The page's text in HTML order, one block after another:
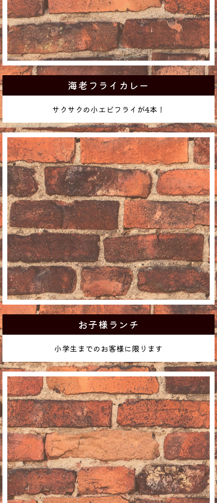
海老フライカレー
サクサクの小エビフライが4本！
お子様ランチ
小学生までのお客様に限ります